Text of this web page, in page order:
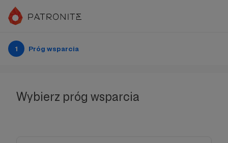
1 Próg wsparcia
Wybierz próg wsparcia